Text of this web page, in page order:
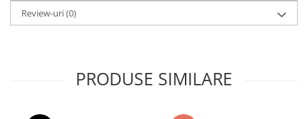
Review-uri(0)
PRODUSE SIMILARE